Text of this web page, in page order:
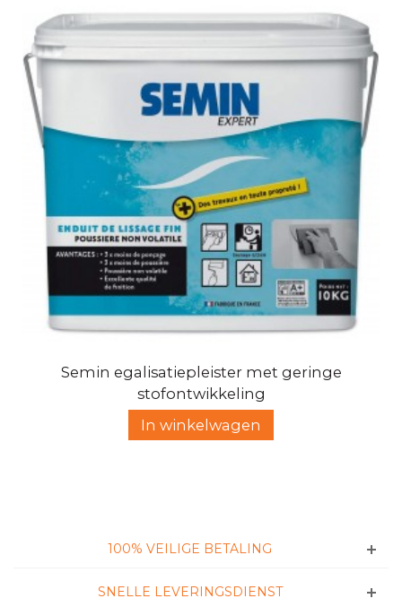
Semin egalisatiepleister met geringe
stofontwikkeling
In winkelwagen
100% VEILIGE BETALING
SNELLE LEVERINGSDIENST